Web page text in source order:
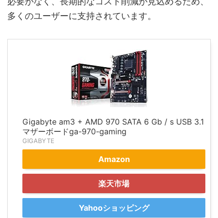
多くのユーザーに支持されています。
Gigabyte am3 + AMD 970 SATA 6 Gb / s USB 3.1
マザーボードga-970-gaming
GIGABYTE
Amazon
楽天市場
Yahooショッピング